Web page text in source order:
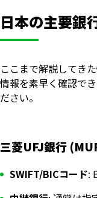
日本の主要銀
ここまで解説してき
情報を素早く確認で
ださい。
三菱UFJ銀行
SWIFT/BICコード: